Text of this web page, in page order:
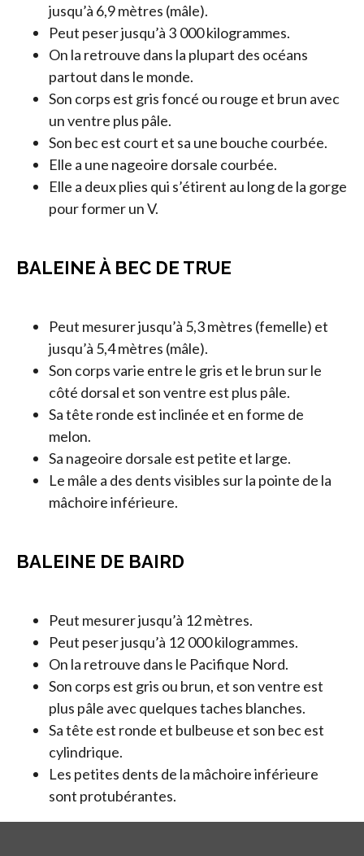
jusqu’à 6,9 mètres (mâle).
Peut peser jusqu’à 3 000 kilogrammes.
On la retrouve dans la plupart des océans
partout dans le monde.
Son corps est gris foncé ou rouge et brun avec
un ventre plus pâle.
Son bec est court et sa une bouche courbée.
Elle a une nageoire dorsale courbée.
Elle a deux plies qui s’étirent au long de la gorge
pour former un V.
BALEINE À BEC DE TRUE
Peut mesurer jusqu’à 5,3 mètres (femelle) et
jusqu’à 5,4 mètres (mâle).
Son corps varie entre le gris et le brun sur le
côté dorsal et son ventre est plus pâle.
Sa tête ronde est inclinée et en forme de
melon.
Sa nageoire dorsale est petite et large.
Le mâle a des dents visibles sur la pointe de la
mâchoire inférieure.
BALEINE DE BAIRD
Peut mesurer jusqu’à 12 mètres.
Peut peser jusqu’à 12 000 kilogrammes.
On la retrouve dans le Pacifique Nord.
Son corps est gris ou brun, et son ventre est
plus pâle avec quelques taches blanches.
Sa tête est ronde et bulbeuse et son bec est
cylindrique.
Les petites dents de la mâchoire inférieure
sont protubérantes.